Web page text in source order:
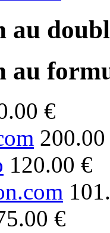
au
au
€
120.00 €
€